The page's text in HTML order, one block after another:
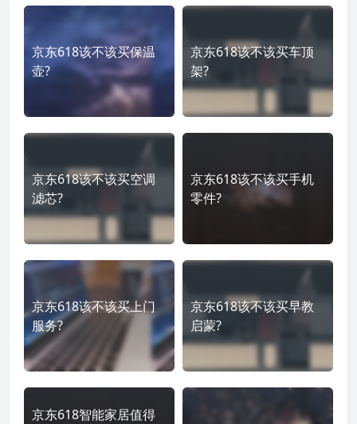
京东618该不该买保温
壶?
京东618该不该买车顶
架?
京东618该不该买空调
滤芯?
京东618该不该买手机
零件?
京东618该不该买上门
服务?
京东618该不该买早教
启蒙?
京东618智能家居值得